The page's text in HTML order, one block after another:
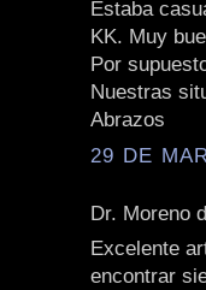
Estaba
KK. Muy
Por
Nuestras
Abrazos
29 DE
Dr. Moreno
Excelente
encontrar